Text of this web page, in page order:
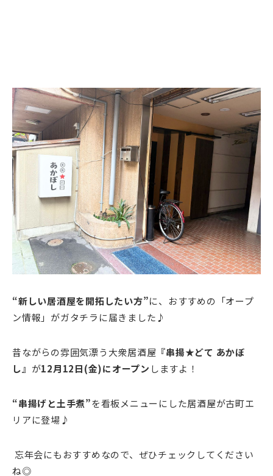
“新しい居酒屋を開拓したい方”に、おすすめの「オープ
ン情報」がガタチラに届きました♪
昔ながらの雰囲気漂う大衆居酒屋 『串揚★どて あかぼ
し』 が12月12日(金)にオープン しますよ！
“串揚げと土手煮”を看板メニューにした居酒屋が古町エ
リアに登場♪
忘年会にもおすすめなので、ぜひチェックしてください
ね◎